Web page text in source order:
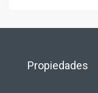
Propiedades